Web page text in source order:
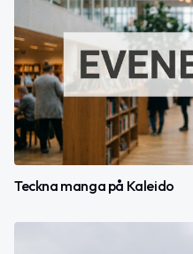
Teckna manga på Kaleido